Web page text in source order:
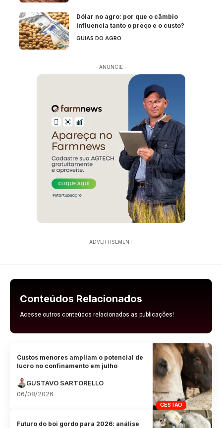
Dólar no agro: por que o câmbio
influencia tanto o preço e o custo?
GUIAS DO AGRO
- ANUNCIE -
- ADVERTISEMENT -
Conteúdos Relacionados
Acesse outros conteúdos relacionados as publicações!
GESTÃO
Custos menores ampliam o potencial de
lucro no confinamento em julho
GUSTAVO SARTORELLO
06/08/2026
Futuro do boi gordo para 2026: análise